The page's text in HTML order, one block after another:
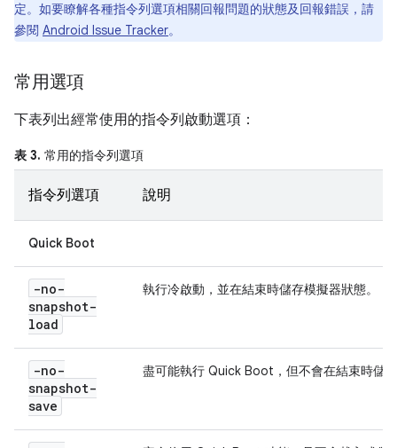
定。如要瞭解各種指令列選項相關回報問題的狀態及回報錯誤，請
參閱 Android Issue Tracker。
常用選項
下表列出經常使用的指令列啟動選項：
表 3. 常用的指令列選項
指令列選項 說明
Quick Boot
-no-
snapshot-
load
執行冷啟動，並在結束時儲存模擬器狀態。
-no-
snapshot-
save
盡可能執行 Quick Boot，但不會在結束時儲